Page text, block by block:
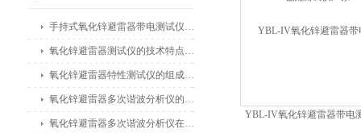
手持式氧化锌避雷器带电测试仪能在不拆卸避雷器的情况下进行带电测试
氧化锌避雷器测试仪的技术特点体现在哪些方面？
氧化锌避雷器特性测试仪的组成部分及其作用
氧化锌避雷器多次谐波分析仪的主要功能及应用领域
氧化锌避雷器多次谐波分析仪在电力公司和变电站中的应用
YBL-IV氧化锌避雷器带电